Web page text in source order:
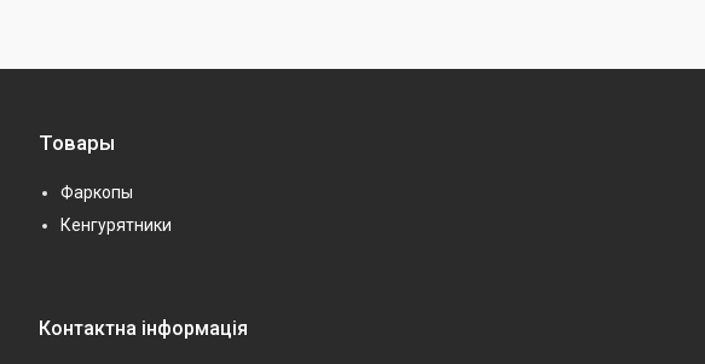
Товары
Фаркопы
Кенгурятники